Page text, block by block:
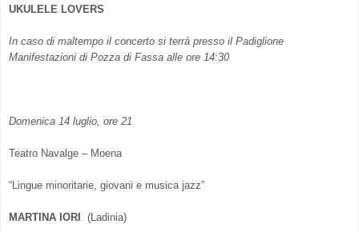
UKULELE LOVERS
In caso di maltempo il concerto si terrà presso il Padiglione
Manifestazioni di Pozza di Fassa alle ore 14:30
Domenica 14 luglio, ore 21
Teatro Navalge – Moena
“Lingue minoritarie, giovani e musica jazz”
MARTINA IORI (Ladinia)